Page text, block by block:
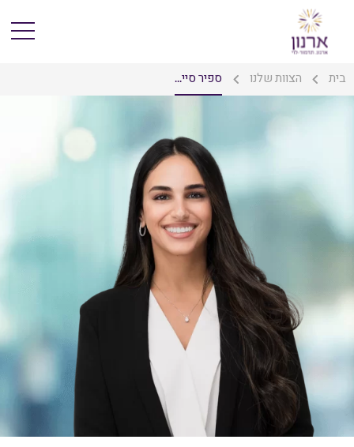
בית הצוות שלנו ספיר סיי...